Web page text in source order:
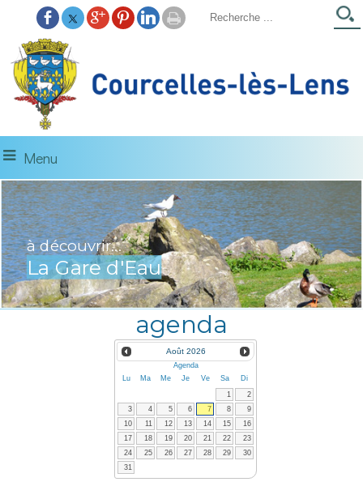
Menu
à découvrir...
La Gare d'Eau
agenda
Août 2026
Agenda
Lu
Ma Me Je Ve Sa
Di
1
2
3
4 5 6 7 8
9
10
11 12 13 14 15
16
17
18 19 20 21 22
23
24
25 26 27 28 29
30
31